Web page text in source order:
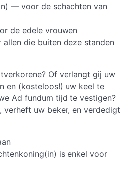
— voor de schachten van
de edele vrouwen
die buiten deze standen
Of verlangt gij uw
en (kosteloos!) uw keel te
Ad fundum tijd te vestigen?
verheft uw beker, en verdedigt
is enkel voor